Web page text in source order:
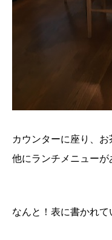
カウンターに座り、
他にランチメニュー
なんと！表に書かれて